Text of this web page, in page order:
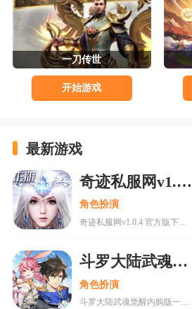
一刀传世
开始游戏
最新游戏
奇迹私服网v1.0.4 官方版下载
角色扮演
斗罗大陆武魂觉醒内购版
角色扮演
斗罗大陆武魂觉醒内购版一款最新公测的玄幻修仙手游，经典IP改编，游戏高度还原人物剧情，上线就送礼包，魂器魂环应有尽有，等级越高福利越多，收集角色搭配阵容，自动匹配真人玩家。18183手游网为您提供斗罗大陆武魂觉醒内购版下载。